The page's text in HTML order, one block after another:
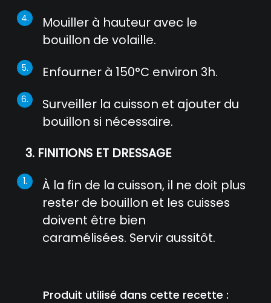
Mouiller à hauteur avec le
bouillon de volaille.
Enfourner à 150°C environ 3h.
Surveiller la cuisson et ajouter du
bouillon si nécessaire.
3. FINITIONS ET DRESSAGE
À la fin de la cuisson, il ne doit plus
rester de bouillon et les cuisses
doivent être bien
caramélisées. Servir aussitôt.
Produit utilisé dans cette recette :